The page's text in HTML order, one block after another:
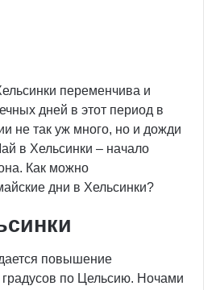
переменчива и
дней в этот период в
не так уж много, но и дожди
в Хельсинки – начало
Как можно
дни в Хельсинки?
повышение
по Цельсию. Ночами